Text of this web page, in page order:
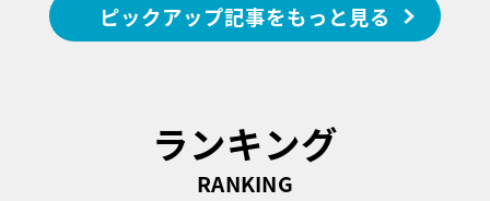
ピックアップ記事をもっと見る
ランキング
RANKING